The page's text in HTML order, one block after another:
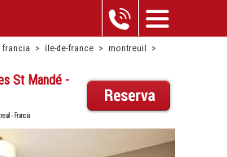
francia > île-de-france > montreuil >
- montreuil
St Mandé -
- Francia